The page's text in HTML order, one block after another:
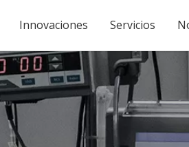
Innovaciones Servicios